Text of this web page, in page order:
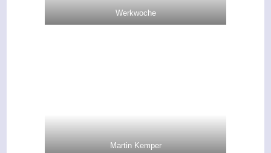
Werkwoche
Martin Kemper